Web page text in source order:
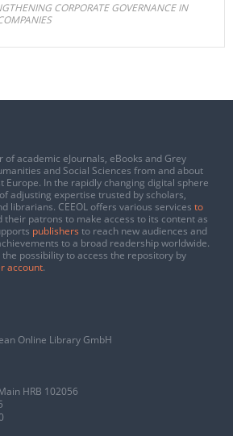
CORPORATE GOVERNANCE IN
of academic eJournals, eBooks and Grey
and Social Sciences from and about
Europe. In the rapidly changing digital sphere
adjusting expertise trusted by scholars,
librarians. CEEOL offers various services to
their patrons to make access to its content as
publishers to reach new audiences and
to a broad readership worldwide.
possibility to access the repository by
account.
Online Library GmbH
HRB 102056